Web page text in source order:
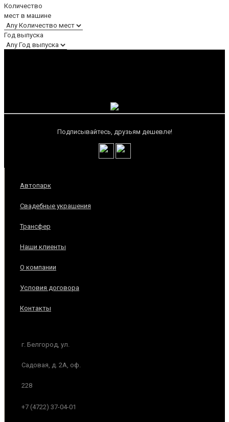
Количество
мест в машине
Год выпуска
Подписывайтесь, друзьям дешевле!
Автопарк
Свадебные украшения
Трансфер
Наши клиенты
О компании
Условия договора
Контакты
г. Белгород, ул.
Садовая, д. 2А, оф.
228
+7 (4722) 37-04-01